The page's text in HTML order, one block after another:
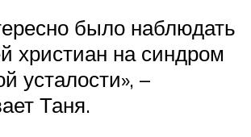
было наблюдать
христиан на синдром
усталости», –
Таня.